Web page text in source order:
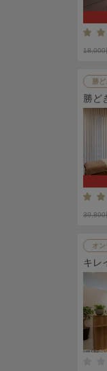
18,000
勝ど
勝ど
39,800
オ
キレ